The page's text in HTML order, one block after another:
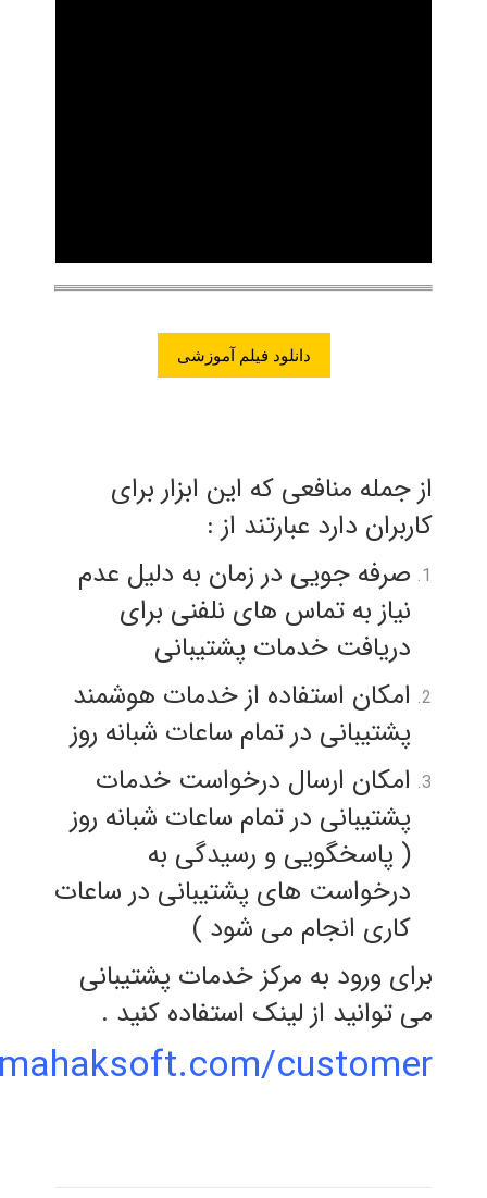
دانلود فیلم آموزشی
از جمله منافعی که این ابزار برای
کاربران دارد عبارتند از :
صرفه جویی در زمان به دلیل عدم
نیاز به تماس های نلفنی برای
دریافت خدمات پشتیبانی
امکان استفاده از خدمات هوشمند
پشتیبانی در تمام ساعات شبانه روز
امکان ارسال درخواست خدمات
پشتیبانی در تمام ساعات شبانه روز
( پاسخگویی و رسیدگی به
درخواست های پشتیبانی در ساعات
کاری انجام می شود )
برای ورود به مرکز خدمات پشتیبانی
می توانید از لینک استفاده کنید .
customer